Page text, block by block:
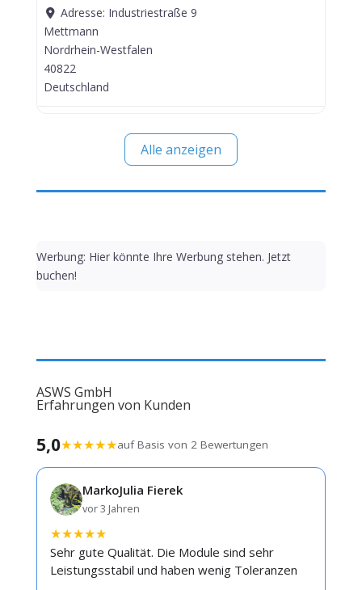
Adresse: Industriestraße 9
Mettmann
Nordrhein-Westfalen
40822
Deutschland
Alle anzeigen
Werbung: Hier könnte Ihre Werbung stehen. Jetzt
buchen!
ASWS GmbH
Erfahrungen von Kunden
5,0★★★★★auf Basis von 2 Bewertungen
MarkoJulia Fierek
vor 3 Jahren
★★★★★
Sehr gute Qualität. Die Module sind sehr
Leistungsstabil und haben wenig Toleranzen